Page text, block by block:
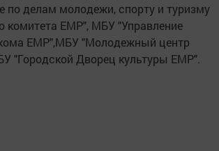
по делам молодежи, спорту и туризму
комитета ЕМР", МБУ "Управление
ЕМР",МБУ "Молодежный центр
"Городской Дворец культуры ЕМР".